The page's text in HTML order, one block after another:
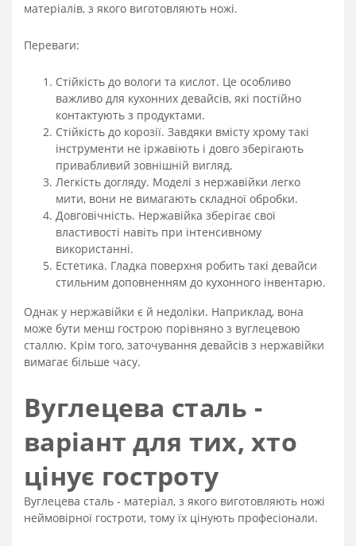
матеріалів, з якого виготовляють ножі.
Переваги:
Стійкість до вологи та кислот. Це особливо
важливо для кухонних девайсів, які постійно
контактують з продуктами.
Стійкість до корозії. Завдяки вмісту хрому такі
інструменти не іржавіють і довго зберігають
привабливий зовнішній вигляд.
Легкість догляду. Моделі з нержавійки легко
мити, вони не вимагають складної обробки.
Довговічність. Нержавійка зберігає свої
властивості навіть при інтенсивному
використанні.
Естетика. Гладка поверхня робить такі девайси
стильним доповненням до кухонного інвентарю.
Однак у нержавійки є й недоліки. Наприклад, вона
може бути менш гострою порівняно з вуглецевою
сталлю. Крім того, заточування девайсів з нержавійки
вимагає більше часу.
Вуглецева сталь -
варіант для тих, хто
цінує гостроту
Вуглецева сталь - матеріал, з якого виготовляють ножі
неймовірної гостроти, тому їх цінують професіонали.